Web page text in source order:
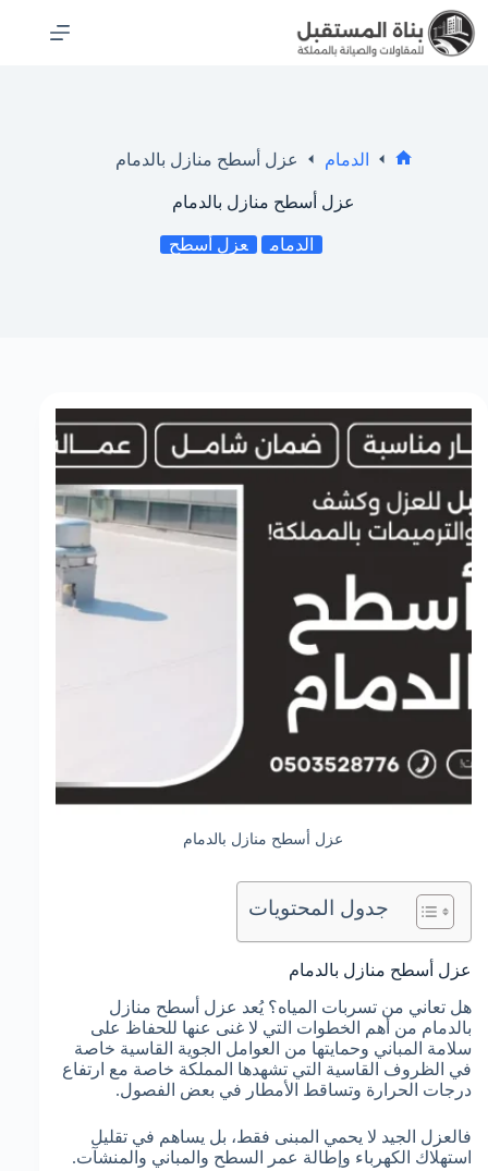
الدمام عزل أسطح منازل بالدمام
عزل أسطح منازل بالدمام
الدمام عزل أسطح
عزل أسطح منازل بالدمام
جدول المحتويات
عزل أسطح منازل بالدمام
هل تعاني من تسربات المياه؟ يُعد عزل أسطح منازل
بالدمام من أهم الخطوات التي لا غنى عنها للحفاظ على
سلامة المباني وحمايتها من العوامل الجوية القاسية خاصة
في الظروف القاسية التي تشهدها المملكة خاصة مع ارتفاع
درجات الحرارة وتساقط الأمطار في بعض الفصول.
فالعزل الجيد لا يحمي المبنى فقط، بل يساهم في تقليل
استهلاك الكهرباء وإطالة عمر السطح والمباني والمنشآت.